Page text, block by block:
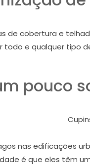
de cobertura e
todo e qualquer tipo
pouco
nas edificações
é que eles têm